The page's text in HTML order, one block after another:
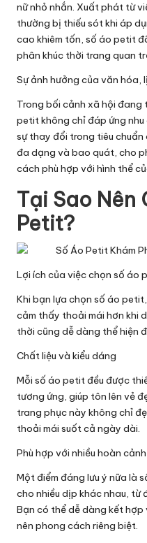
nữ nhỏ nhắn. Xuất phát từ
thường bị thiếu sót khi áp
cao khiêm tốn, số áo petit
phân khúc thời trang quan
Sự ảnh hưởng của văn hóa,
Trong bối cảnh xã hội
petit không chỉ đáp ứng nhu
sự thay đổi trong tiêu
đa dạng và bao quát, cho
cách phù hợp với hình thể
Tại Sao Nên
Petit?
Lợi ích của việc chọn số áo
Khi bạn lựa chọn số áo
cảm thấy thoải mái hơn khi
thời cũng dễ dàng thể hiện
Chất liệu và kiểu dáng
Mỗi số áo petit đều được
tương ứng, giúp tôn lên vẻ
trang phục này không chỉ
thoải mái suốt cả ngày dài.
Phù hợp với nhiều hoàn cảnh
Một điểm đáng lưu ý nữa là
cho nhiều dịp khác nhau, từ
Bạn có thể dễ dàng kết
nên phong cách riêng biệt.